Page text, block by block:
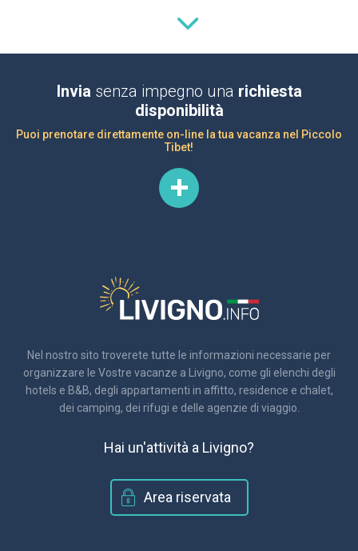
Invia senza impegno una richiesta
disponibilità
Puoi prenotare direttamente on-line la tua vacanza nel Piccolo
Tibet!
Nel nostro sito troverete tutte le informazioni necessarie per
organizzare le Vostre vacanze a Livigno, come gli elenchi degli
hotels e B&B, degli appartamenti in affitto, residence e chalet,
dei camping, dei rifugi e delle agenzie di viaggio.
Hai un'attività a Livigno?
Area riservata